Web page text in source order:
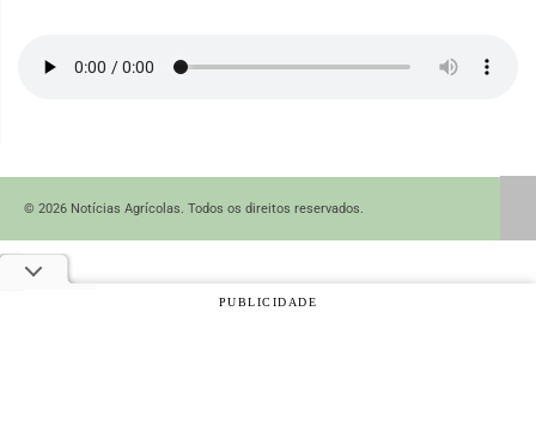
© 2026 Notícias Agrícolas. Todos os direitos reservados.
PUBLICIDADE